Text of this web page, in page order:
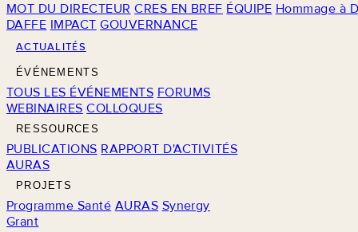
MOT DU DIRECTEUR CRES EN BREF ÉQUIPE Hommage à
DAFFE IMPACT GOUVERNANCE
ACTUALITÉS
ÉVÉNEMENTS
TOUS LES ÉVÉNEMENTS FORUMS
WEBINAIRES COLLOQUES
RESSOURCES
PUBLICATIONS RAPPORT D'ACTIVITÉS
AURAS
PROJETS
Programme Santé AURAS Synergy
Grant